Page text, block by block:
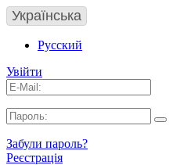
Українська
Русский
Увійти
Забули пароль?
Реєстрація